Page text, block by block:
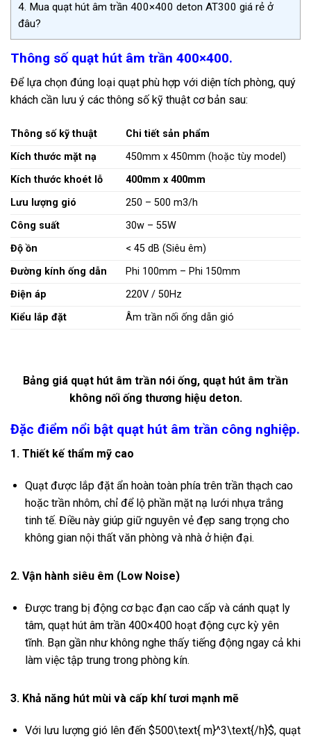
4. Mua quạt hút âm trần 400×400 deton AT300 giá rẻ ở
đâu?
Thông số quạt hút âm trần 400×400.
Để lựa chọn đúng loại quạt phù hợp với diện tích phòng, quý
khách cần lưu ý các thông số kỹ thuật cơ bản sau:
Thông số kỹ thuật
Chi tiết sản phẩm
Kích thước mặt nạ
450mm x 450mm (hoặc tùy model)
Kích thước khoét lỗ
400mm x 400mm
Lưu lượng gió
250 – 500 m3/h
Công suất
30w – 55W
Độ ồn
< 45 dB (Siêu êm)
Đường kính ống dẫn
Phi 100mm – Phi 150mm
Điện áp
220V / 50Hz
Kiểu lắp đặt
Âm trần nối ống dẫn gió
Bảng giá quạt hút âm trần nói ống, quạt hút âm trần
không nối ống thương hiệu deton.
Đặc điểm nổi bật quạt hút âm trần công nghiệp.
1. Thiết kế thẩm mỹ cao
Quạt được lắp đặt ẩn hoàn toàn phía trên trần thạch cao
hoặc trần nhôm, chỉ để lộ phần mặt nạ lưới nhựa trắng
tinh tế. Điều này giúp giữ nguyên vẻ đẹp sang trọng cho
không gian nội thất văn phòng và nhà ở hiện đại.
2. Vận hành siêu êm (Low Noise)
Được trang bị động cơ bạc đạn cao cấp và cánh quạt ly
tâm, quạt hút âm trần 400×400 hoạt động cực kỳ yên
tĩnh. Bạn gần như không nghe thấy tiếng động ngay cả khi
làm việc tập trung trong phòng kín.
3. Khả năng hút mùi và cấp khí tươi mạnh mẽ
Với lưu lượng gió lên đến $500\text{ m}^3\text{/h}$, quạt